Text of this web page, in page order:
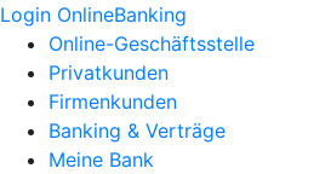
Login OnlineBanking
Online-Geschäftsstelle
Privatkunden
Firmenkunden
Banking & Verträge
Meine Bank